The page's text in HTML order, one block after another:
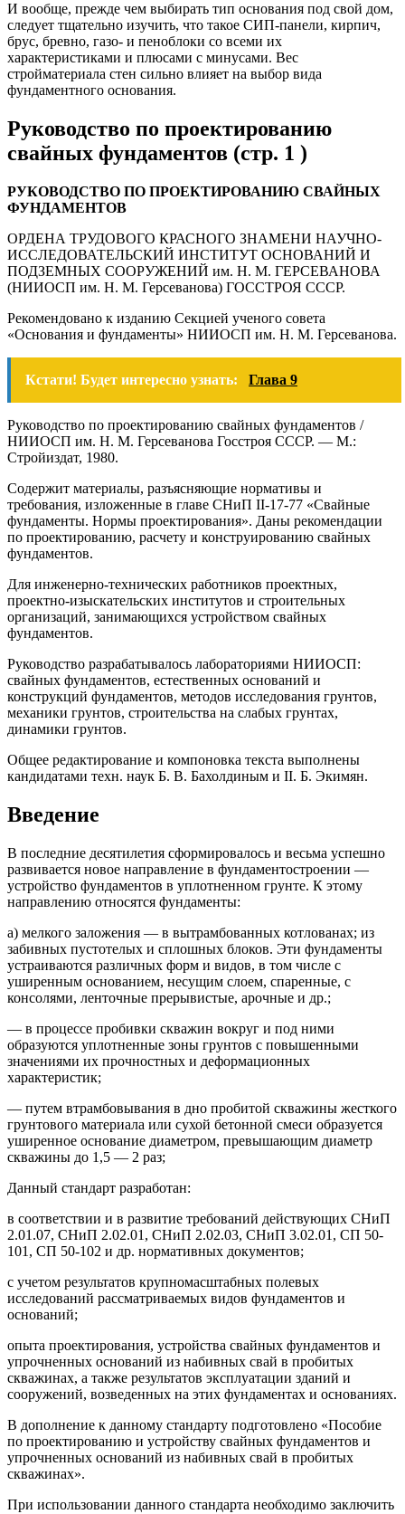
И вообще, прежде чем выбирать тип основания под свой дом,
следует тщательно изучить, что такое СИП-панели, кирпич,
брус, бревно, газо- и пеноблоки со всеми их
характеристиками и плюсами с минусами. Вес
стройматериала стен сильно влияет на выбор вида
фундаментного основания.
Руководство по проектированию
свайных фундаментов (стр. 1 )
РУКОВОДСТВО ПО ПРОЕКТИРОВАНИЮ СВАЙНЫХ
ФУНДАМЕНТОВ
ОРДЕНА ТРУДОВОГО КРАСНОГО ЗНАМЕНИ НАУЧНО-
ИССЛЕДОВАТЕЛЬСКИЙ ИНСТИТУТ ОСНОВАНИЙ И
ПОДЗЕМНЫХ СООРУЖЕНИЙ им. Н. М. ГЕРСЕВАНОВА
(НИИОСП им. Н. М. Герсеванова) ГОССТРОЯ СССР.
Рекомендовано к изданию Секцией ученого совета
«Основания и фундаменты» НИИОСП им. Н. М. Герсеванова.
Кстати! Будет интересно узнать: Глава 9
Руководство по проектированию свайных фундаментов /
НИИОСП им. Н. М. Герсеванова Госстроя СССР. — М.:
Стройиздат, 1980.
Содержит материалы, разъясняющие нормативы и
требования, изложенные в главе СНиП II-17-77 «Свайные
фундаменты. Нормы проектирования». Даны рекомендации
по проектированию, расчету и конструированию свайных
фундаментов.
Для инженерно-технических работников проектных,
проектно-изыскательских институтов и строительных
организаций, занимающихся устройством свайных
фундаментов.
Руководство разрабатывалось лабораториями НИИОСП:
свайных фундаментов, естественных оснований и
конструкций фундаментов, методов исследования грунтов,
механики грунтов, строительства на слабых грунтах,
динамики грунтов.
Общее редактирование и компоновка текста выполнены
кандидатами техн. наук Б. В. Бахолдиным и II. Б. Экимян.
Введение
В последние десятилетия сформировалось и весьма успешно
развивается новое направление в фундаментостроении —
устройство фундаментов в уплотненном грунте. К этому
направлению относятся фундаменты:
а) мелкого заложения — в вытрамбованных котлованах; из
забивных пустотелых и сплошных блоков. Эти фундаменты
устраиваются различных форм и видов, в том числе с
уширенным основанием, несущим слоем, спаренные, с
консолями, ленточные прерывистые, арочные и др.;
— в процессе пробивки скважин вокруг и под ними
образуются уплотненные зоны грунтов с повышенными
значениями их прочностных и деформационных
характеристик;
— путем втрамбовывания в дно пробитой скважины жесткого
грунтового материала или сухой бетонной смеси образуется
уширенное основание диаметром, превышающим диаметр
скважины до 1,5 — 2 раз;
Данный стандарт разработан:
в соответствии и в развитие требований действующих СНиП
2.01.07, СНиП 2.02.01, СНиП 2.02.03, СНиП 3.02.01, СП 50-
101, СП 50-102 и др. нормативных документов;
с учетом результатов крупномасштабных полевых
исследований рассматриваемых видов фундаментов и
оснований;
опыта проектирования, устройства свайных фундаментов и
упрочненных оснований из набивных свай в пробитых
скважинах, а также результатов эксплуатации зданий и
сооружений, возведенных на этих фундаментах и основаниях.
В дополнение к данному стандарту подготовлено «Пособие
по проектированию и устройству свайных фундаментов и
упрочненных оснований из набивных свай в пробитых
скважинах».
При использовании данного стандарта необходимо заключить